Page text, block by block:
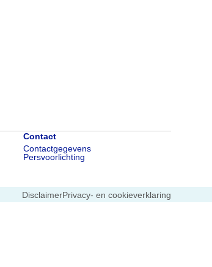
Contact
Contactgegevens
Persvoorlichting
DisclaimerPrivacy- en cookieverklaring